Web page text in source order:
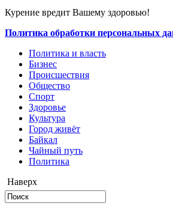
Курение вредит Вашему здоровью!
Политика обработки персональных
Политика и власть
Бизнес
Происшествия
Общество
Cпорт
Здоровье
Культура
Город живёт
Байкал
Чайный путь
Политика
Наверх